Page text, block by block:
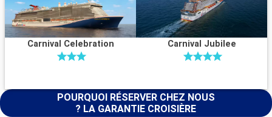
Carnival Celebration Carnival Jubilee
POURQUOI RÉSERVER CHEZ NOUS
? LA GARANTIE CROISIÈRE